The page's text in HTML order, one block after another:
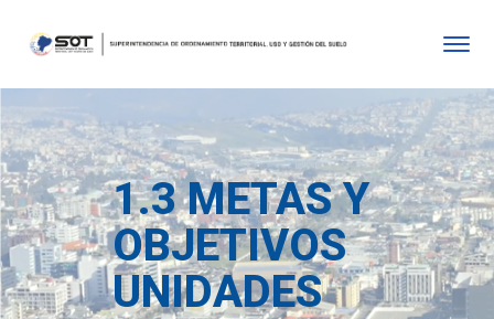
1.3 METAS Y
OBJETIVOS
UNIDADES